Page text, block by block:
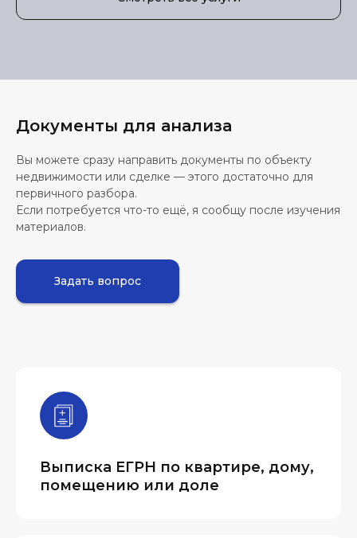
Документы для анализа
Вы можете сразу направить документы по объекту
недвижимости или сделке — этого достаточно для
первичного разбора.
Если потребуется что-то ещё, я сообщу после изучения
материалов.
Задать вопрос
Выписка ЕГРН по квартире, дому,
помещению или доле